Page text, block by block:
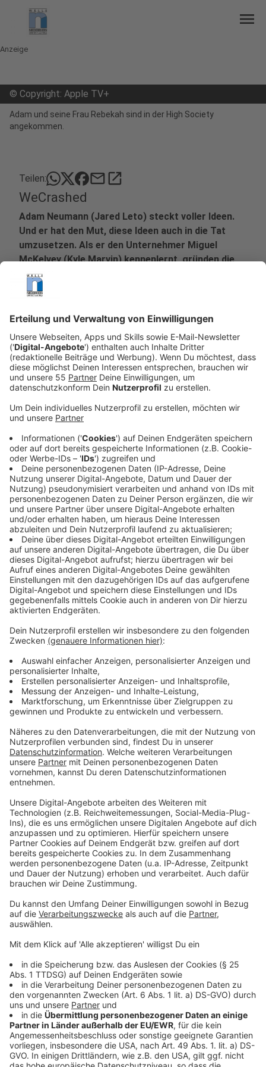
menu
Anzeige
© Copyright: Apple TV+
Adam und seine Frau Rebekah sind in der High Society
angekommen.
Teilen: mailopen_in_new
WeCrashed
Adam Neumann (Jared Leto) steckt voller Ideen.
Und er hat den Mut, diese Ideen auch in die Tat
umzusetzen. Als er den Unternehmer Miguel
McKelvey (Kyle Marvin) kennenlernt, gründen die
beiden Kreativköpfe den umweltbewussten
Coworking Space „GreenDesk“ in Brooklyn. Die
Konzept und gehen mit dem nochmals
ambitionierteren Projekt „WeWork“ an den Start.
Veröffentlicht:Dienstag, 08.03.2022 19:03
Anzeige
Unternehmen zu einer globalen Marke mit einem Wert
von rund 47 Milliarden Dollar auf. Doch dann stürzt das
Unternehmen ab und innerhalb der Coworking-Space-
Mauern rumort es heftig. Und auch Rebekah Neumann
(Anne Hathaway) – Adams Frau – wird zunehmend zum
Problem. Denn ihre Rolle als „die Frau von“ ist ihr zu
wenig.
Streaming-Dienst: AppleTV+
Anzeige
Wir benötigen Ihre
Video-Service zu laden!
Wir verwenden einen Service eines
Drittanbieters, um Videoinhalte
einzubetten. Dieser Service kann
Daten zu Ihren Aktivitäten
sammeln. Bitte lesen Sie die
Details durch und stimmen Sie der
Nutzung des Service zu, um dieses
Mehr Informationen
Akzeptieren
powered byUsercentrics Consent
Management Platform
Die Erfolgsgeschichte von „WeWork“ mündet in einem
handfesten Skandal. Adam ist nicht bereit seinen
Posten als CEO zu räumen und stürzt die Firma damit
in eine tiefe Krise.
Anzeige
©Copyright: AppleTV+
Adam steigt auf...im wahrsten Sinne des Wortes. Doch
zu viel Ruhm und Geld verdirbt den Charakter.
Anzeige
©Copyright: AppleTV+
Rebekah will nicht länger im Schatten von Adam